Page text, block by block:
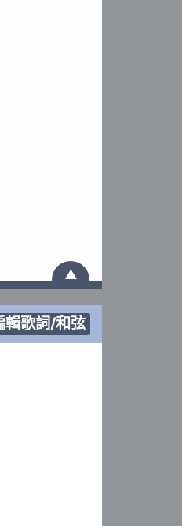
▲
輯歌詞/和弦